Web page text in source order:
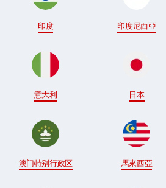
印度 印度尼西亞
意大利 日本
澳门特别行政区 馬來西亞